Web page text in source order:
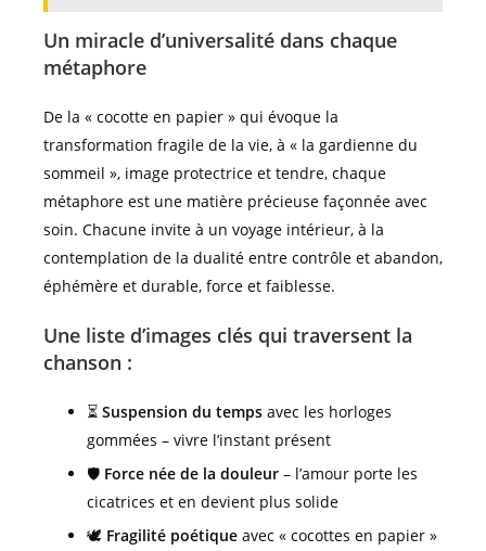
Un miracle d’universalité dans chaque
métaphore
De la « cocotte en papier » qui évoque la
transformation fragile de la vie, à « la gardienne du
sommeil », image protectrice et tendre, chaque
métaphore est une matière précieuse façonnée avec
soin. Chacune invite à un voyage intérieur, à la
contemplation de la dualité entre contrôle et abandon,
éphémère et durable, force et faiblesse.
Une liste d’images clés qui traversent la
chanson :
⏳ Suspension du temps avec les horloges
gommées – vivre l’instant présent
🛡️ Force née de la douleur – l’amour porte les
cicatrices et en devient plus solide
🕊️ Fragilité poétique avec « cocottes en papier »